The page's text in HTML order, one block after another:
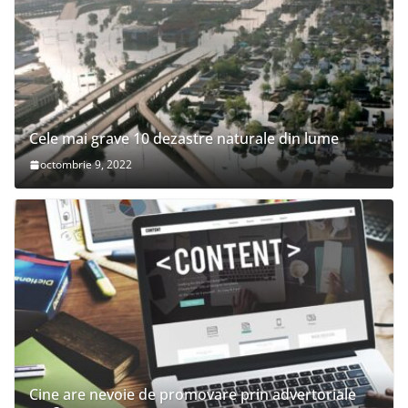
Cele mai grave 10 dezastre naturale din lume
octombrie 9, 2022
Cine are nevoie de promovare prin advertoriale